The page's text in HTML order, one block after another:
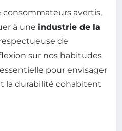
avertis,
à une industrie de la
de
sur nos habitudes
pour envisager
la durabilité cohabitent